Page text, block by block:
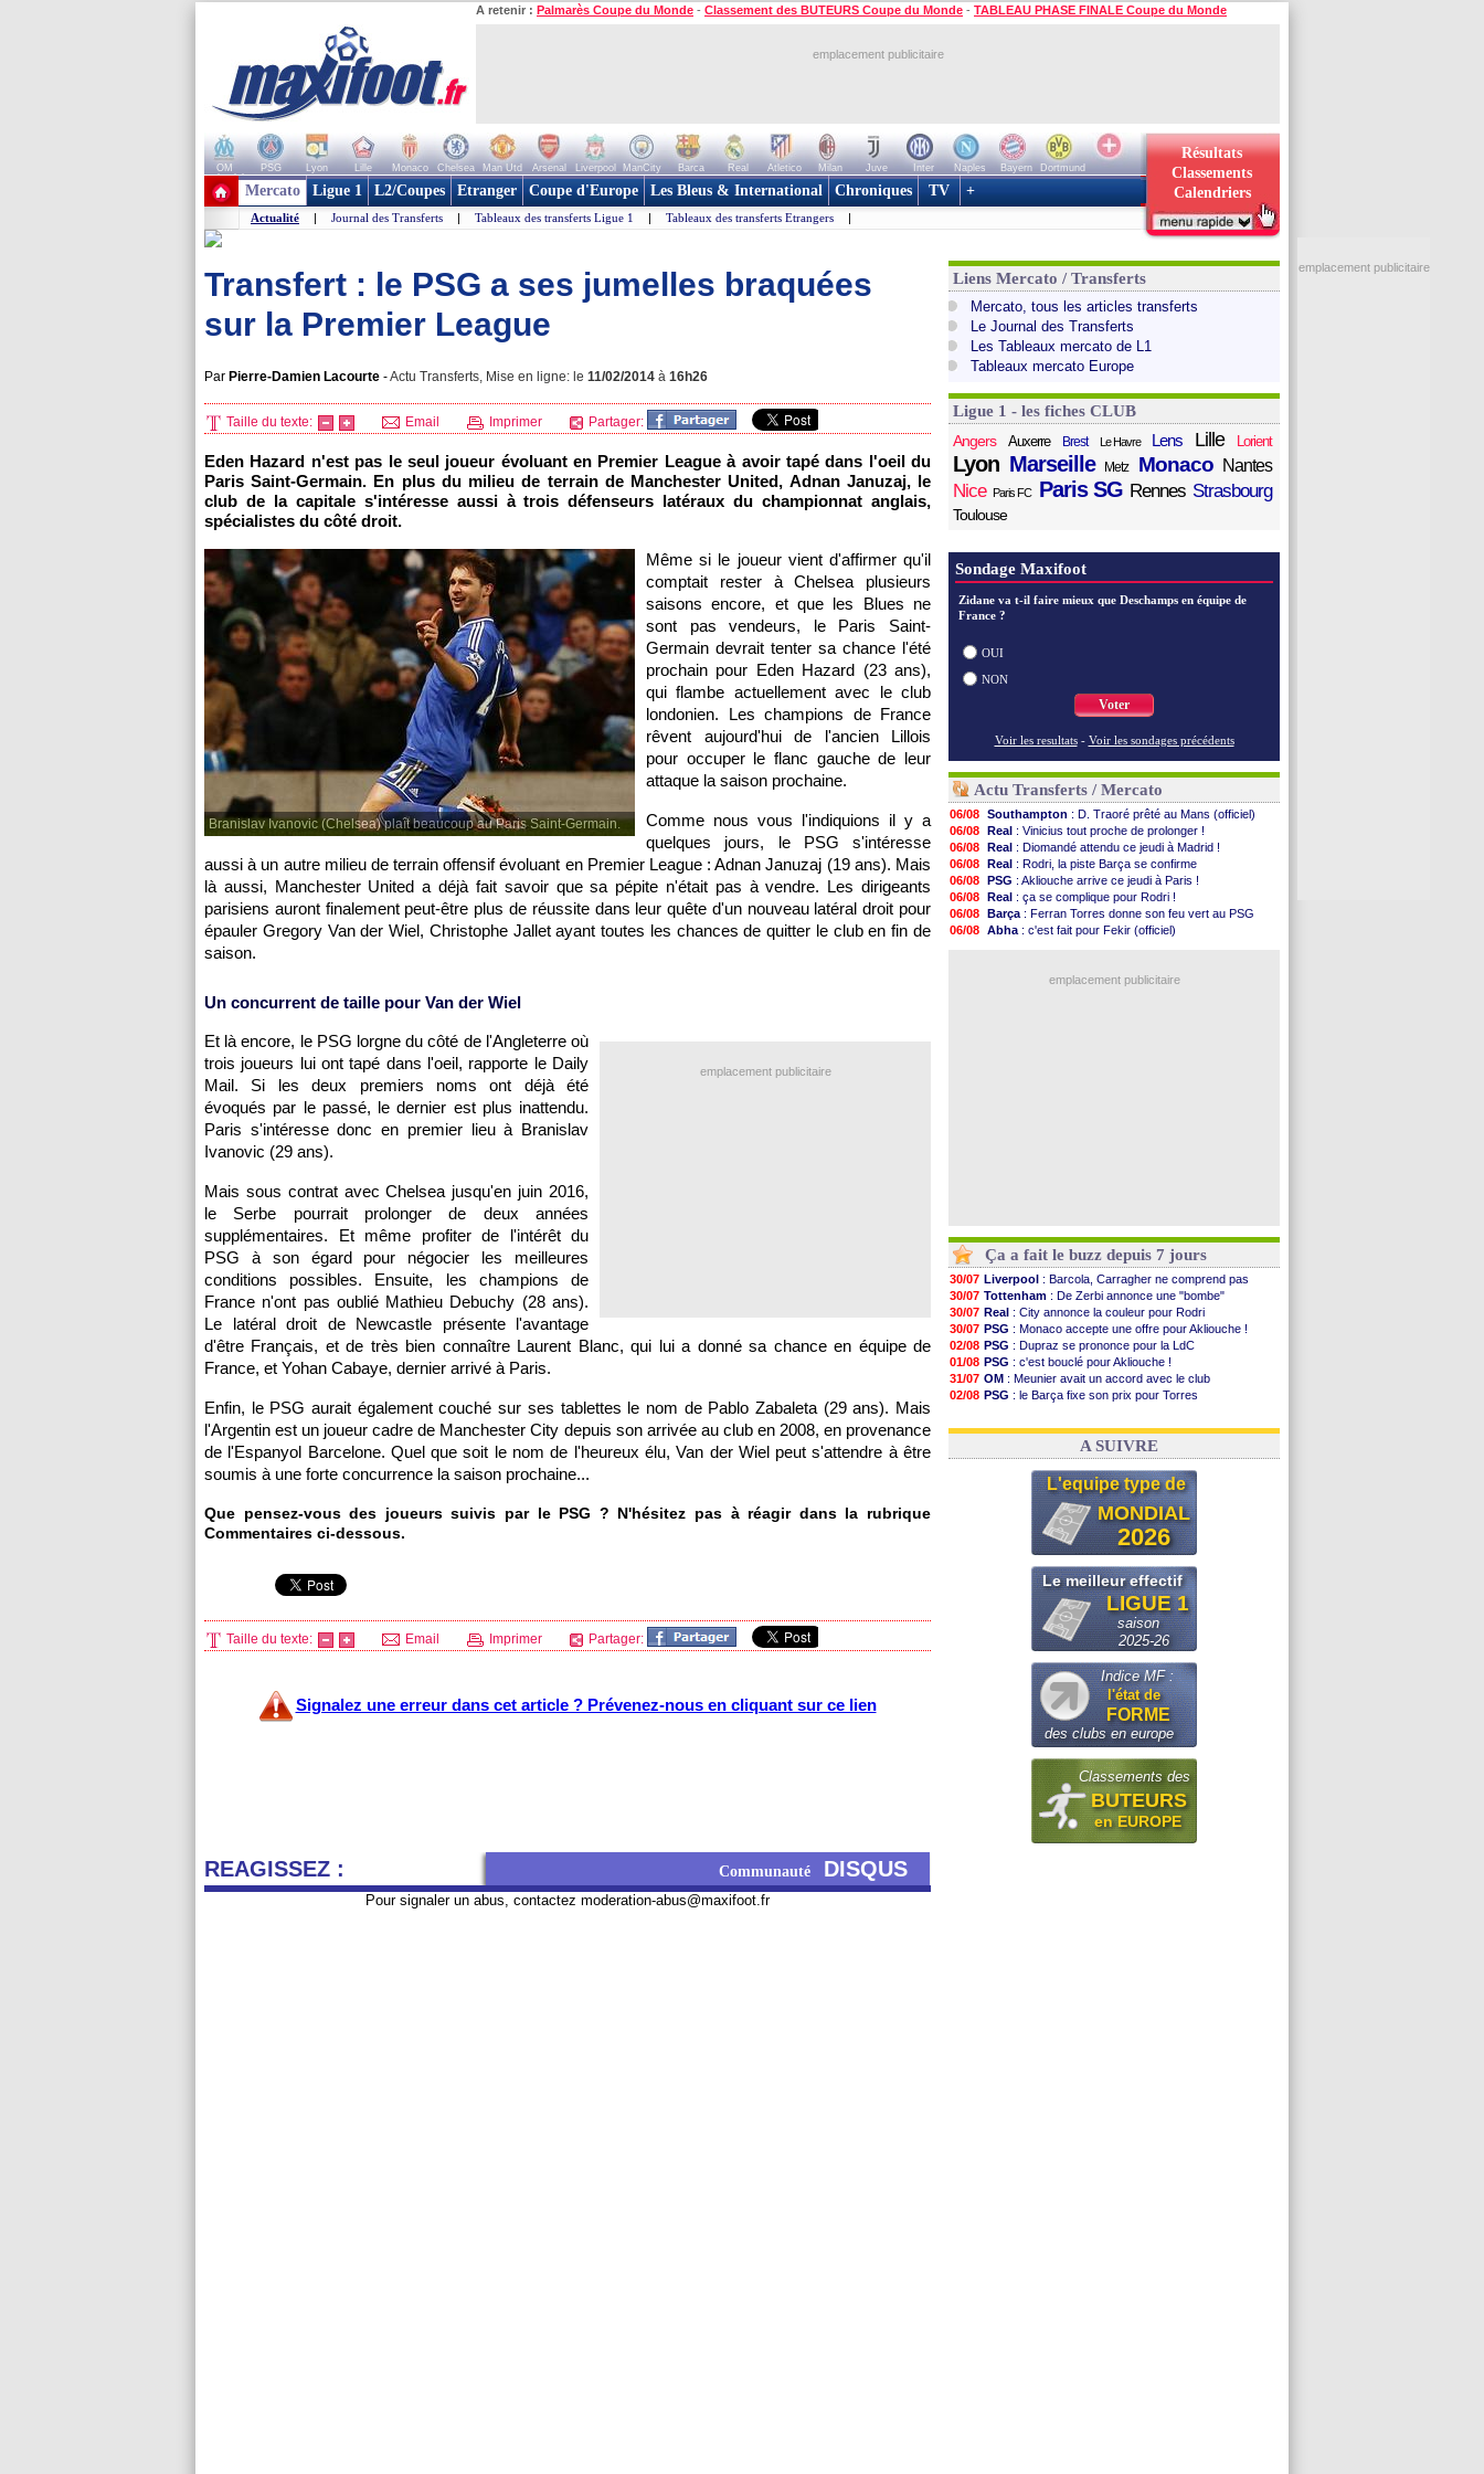
A retenir : Palmarès Coupe du Monde - Classement des BUTEURS Coupe du Monde - TABLEAU PHASE FINALE Coupe du Monde
emplacement publicitaire
OM PSG Lyon Lille Monaco Chelsea Man Utd Arsenal Liverpool ManCity Barca Real Atletico Milan Juve Inter Naples Bayern
Dortmund
+ de clubs
Résultats
Classements
Calendriers
Mercato Ligue 1 L2/Coupes Etranger Coupe d'Europe Les Bleus & International Chroniques TV +
Actualité | Journal des Transferts | Tableaux des transferts Ligue 1 | Tableaux des transferts Etrangers |
Transfert : le PSG a ses jumelles braquées
sur la Premier League
Par Pierre-Damien Lacourte -Actu Transferts, Mise en ligne: le 11/02/2014 à 16h26
Taille du texte: Email Imprimer Partager:
Eden Hazard n'est pas le seul joueur évoluant en Premier League à avoir tapé dans l'oeil du
Paris Saint-Germain. En plus du milieu de terrain de Manchester United, Adnan Januzaj, le
club de la capitale s'intéresse aussi à trois défenseurs latéraux du championnat anglais,
spécialistes du côté droit.
Branislav Ivanovic (Chelsea) plaît beaucoup au Paris Saint-Germain.
Même si le joueur vient d'affirmer qu'il
comptait rester à Chelsea plusieurs
saisons encore, et que les Blues ne
sont pas vendeurs, le Paris Saint-
Germain devrait tenter sa chance l'été
prochain pour Eden Hazard (23 ans),
qui flambe actuellement avec le club
londonien. Les champions de France
rêvent aujourd'hui de l'ancien Lillois
pour occuper le flanc gauche de leur
attaque la saison prochaine.
Comme nous vous l'indiquions il y a
quelques jours, le PSG s'intéresse
aussi à un autre milieu de terrain offensif évoluant en Premier League : Adnan Januzaj (19 ans). Mais
là aussi, Manchester United a déjà fait savoir que sa pépite n'était pas à vendre. Les dirigeants
parisiens auront finalement peut-être plus de réussite dans leur quête d'un nouveau latéral droit pour
épauler Gregory Van der Wiel, Christophe Jallet ayant toutes les chances de quitter le club en fin de
saison.
Un concurrent de taille pour Van der Wiel
emplacement publicitaire
Et là encore, le PSG lorgne du côté de l'Angleterre où
trois joueurs lui ont tapé dans l'oeil, rapporte le Daily
Mail. Si les deux premiers noms ont déjà été
évoqués par le passé, le dernier est plus inattendu.
Paris s'intéresse donc en premier lieu à Branislav
Ivanovic (29 ans).
Mais sous contrat avec Chelsea jusqu'en juin 2016,
le Serbe pourrait prolonger de deux années
supplémentaires. Et même profiter de l'intérêt du
PSG à son égard pour négocier les meilleures
conditions possibles. Ensuite, les champions de
France n'ont pas oublié Mathieu Debuchy (28 ans).
Le latéral droit de Newcastle présente l'avantage
d'être Français, et de très bien connaître Laurent Blanc, qui lui a donné sa chance en équipe de
France, et Yohan Cabaye, dernier arrivé à Paris.
Enfin, le PSG aurait également couché sur ses tablettes le nom de Pablo Zabaleta (29 ans). Mais
l'Argentin est un joueur cadre de Manchester City depuis son arrivée au club en 2008, en provenance
de l'Espanyol Barcelone. Quel que soit le nom de l'heureux élu, Van der Wiel peut s'attendre à être
soumis à une forte concurrence la saison prochaine...
Que pensez-vous des joueurs suivis par le PSG ? N'hésitez pas à réagir dans la rubrique
Commentaires ci-dessous.
Taille du texte: Email Imprimer Partager:
Signalez une erreur dans cet article ? Prévenez-nous en cliquant sur ce lien
REAGISSEZ : Communauté DISQUS
Pour signaler un abus, contactez moderation-abus@maxifoot.fr
Liens Mercato / Transferts
Mercato, tous les articles transferts
Le Journal des Transferts
Les Tableaux mercato de L1
Tableaux mercato Europe
Ligue 1 - les fiches CLUB
Angers
Auxerre Brest Le Havre Lens Lille Lorient
Lyon Marseille Metz Monaco Nantes
Nice Paris FC Paris SG Rennes Strasbourg
Toulouse
Sondage Maxifoot
Zidane va t-il faire mieux que Deschamps en équipe de
France ?
OUI
NON
Voter
Voir les resultats - Voir les sondages précédents
Actu Transferts / Mercato
06/08 Southampton : D. Traoré prêté au Mans (officiel)
06/08 Real : Vinicius tout proche de prolonger !
06/08 Real : Diomandé attendu ce jeudi à Madrid !
06/08 Real : Rodri, la piste Barça se confirme
06/08 PSG : Akliouche arrive ce jeudi à Paris !
06/08 Real : ça se complique pour Rodri !
06/08 Barça : Ferran Torres donne son feu vert au PSG
06/08 Abha : c'est fait pour Fekir (officiel)
: une offre de Fulham pour Aït Boudlal
emplacement publicitaire
Ça a fait le buzz depuis 7 jours
30/07 Liverpool : Barcola, Carragher ne comprend pas
30/07 Tottenham : De Zerbi annonce une "bombe"
30/07 Real : City annonce la couleur pour Rodri
30/07 PSG : Monaco accepte une offre pour Akliouche !
02/08 PSG : Dupraz se prononce pour la LdC
01/08 PSG : c'est bouclé pour Akliouche !
31/07 OM : Meunier avait un accord avec le club
02/08 PSG : le Barça fixe son prix pour Torres
03/08 FIFA: Infantino sollicite Trump
A SUIVRE
L'equipe type de
MONDIAL
2026
Le meilleur effectif
LIGUE 1
saison
2025-26
Indice MF :
l'état de
FORME
des clubs en europe
Classements des
BUTEURS
en EUROPE
emplacement publicitaire